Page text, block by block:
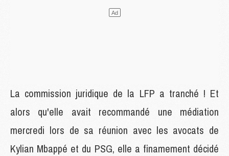
La commission juridique de la LFP a tranché ! Et
alors qu'elle avait recommandé une médiation
mercredi lors de sa réunion avec les avocats de
Kylian Mbappé et du PSG, elle a finamement décidé